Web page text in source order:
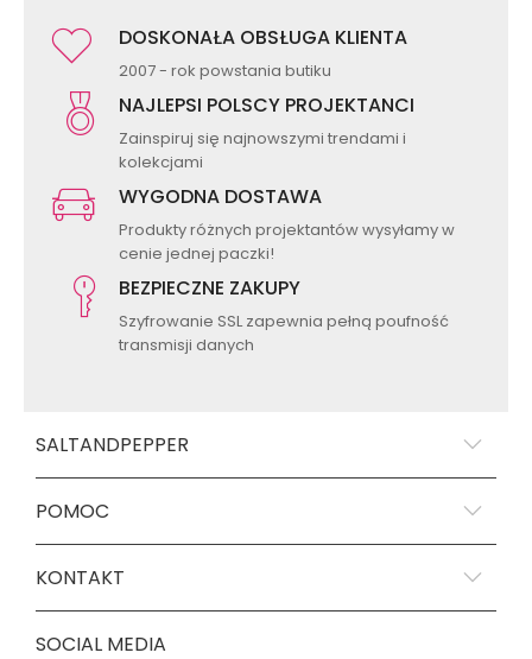
DOSKONAŁA OBSŁUGA KLIENTA
2007 - rok powstania butiku
NAJLEPSI POLSCY PROJEKTANCI
Zainspiruj się najnowszymi trendami i
kolekcjami
WYGODNA DOSTAWA
Produkty różnych projektantów wysyłamy w
cenie jednej paczki!
BEZPIECZNE ZAKUPY
Szyfrowanie SSL zapewnia pełną poufność
transmisji danych
SALTANDPEPPER
POMOC
KONTAKT
SOCIAL MEDIA